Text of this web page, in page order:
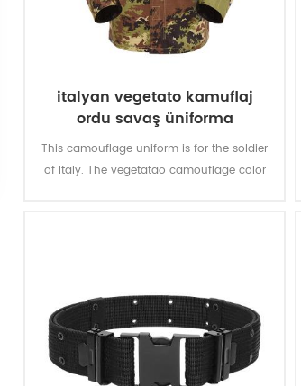
italyan vegetato kamuflaj
ordu savaş üniforma
This camouflage uniform is for the soldier
of Italy. The vegetatao camouflage color